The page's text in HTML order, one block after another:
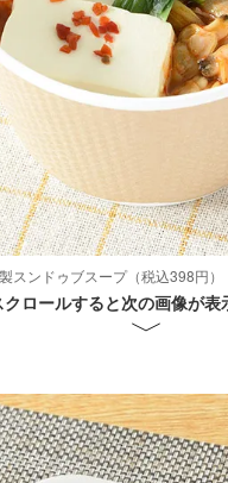
スンドゥブスープ（税込398円）
クロールすると次の画像が表